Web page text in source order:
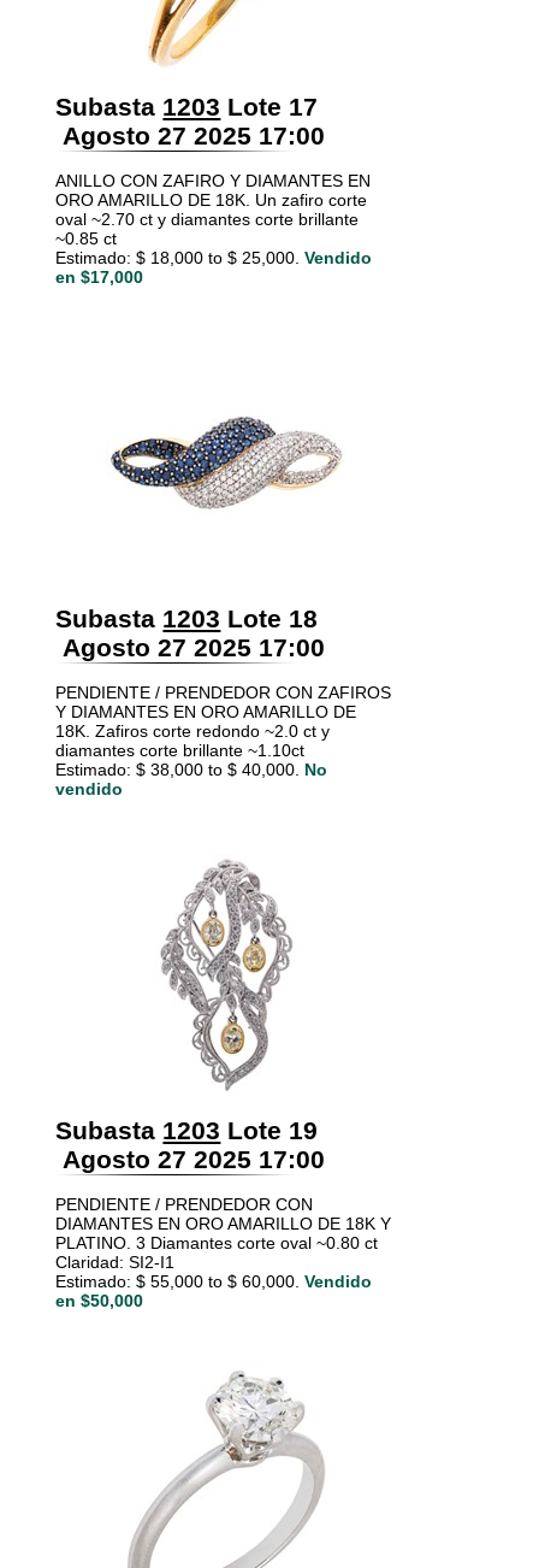
Subasta 1203 Lote 17
Agosto 27 2025 17:00
ANILLO CON ZAFIRO Y DIAMANTES EN
ORO AMARILLO DE 18K. Un zafiro corte
oval ~2.70 ct y diamantes corte brillante
~0.85 ct
Estimado: $ 18,000 to $ 25,000. Vendido
en $17,000
Subasta 1203 Lote 18
Agosto 27 2025 17:00
PENDIENTE / PRENDEDOR CON ZAFIROS
Y DIAMANTES EN ORO AMARILLO DE
18K. Zafiros corte redondo ~2.0 ct y
diamantes corte brillante ~1.10ct
Estimado: $ 38,000 to $ 40,000. No
vendido
Subasta 1203 Lote 19
Agosto 27 2025 17:00
PENDIENTE / PRENDEDOR CON
DIAMANTES EN ORO AMARILLO DE 18K Y
PLATINO. 3 Diamantes corte oval ~0.80 ct
Claridad: SI2-I1
Estimado: $ 55,000 to $ 60,000. Vendido
en $50,000